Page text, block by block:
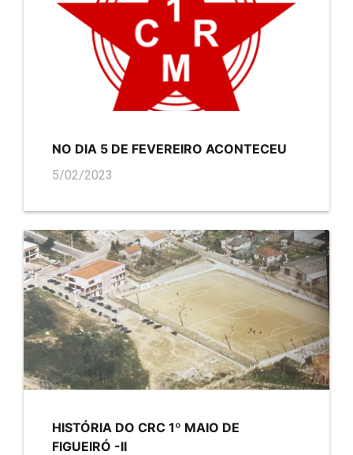
NO DIA 5 DE FEVEREIRO ACONTECEU
5/02/2023
HISTÓRIA DO CRC 1º MAIO DE
FIGUEIRÓ -II